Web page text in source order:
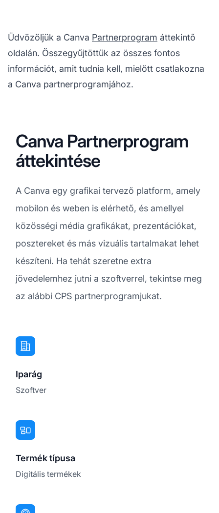
Üdvözöljük a Canva Partnerprogram áttekintő
oldalán. Összegyűjtöttük az összes fontos
információt, amit tudnia kell, mielőtt csatlakozna
a Canva partnerprogramjához.
Canva Partnerprogram
áttekintése
A Canva egy grafikai tervező platform, amely
mobilon és weben is elérhető, és amellyel
közösségi média grafikákat, prezentációkat,
posztereket és más vizuális tartalmakat lehet
készíteni. Ha tehát szeretne extra
jövedelemhez jutni a szoftverrel, tekintse meg
az alábbi CPS partnerprogramjukat.
Iparág
Szoftver
Termék típusa
Digitális termékek